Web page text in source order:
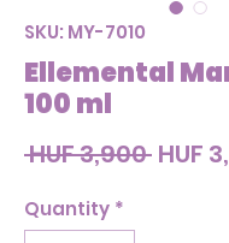
SKU: MY-7010
Ellemental
100 ml
HUF 3,900 HUF
Quantity *